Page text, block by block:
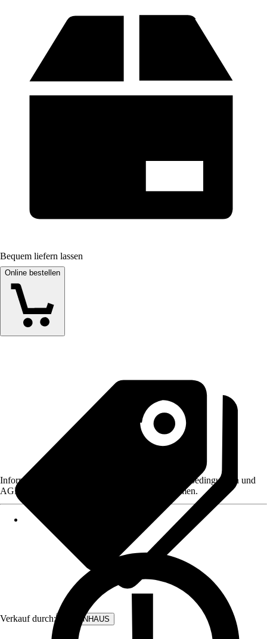
Bequem liefern lassen
Online bestellen
Verkauf durch: BODENHAUS
Informationen des Verkäufers, wie z. B. Rückgabebedingungen und
AGB, finden Sie bei Klick auf den Verkäufernamen.